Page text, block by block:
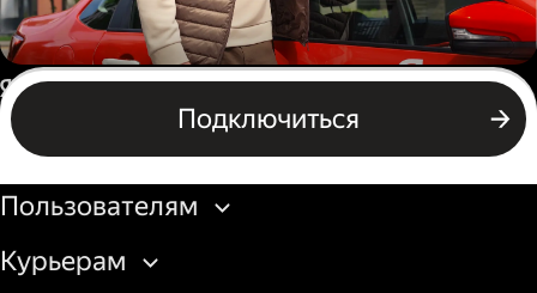
Автокурьер
Подключиться
Подключиться
Россия
Бизнесу
Пользователям
Курьерам